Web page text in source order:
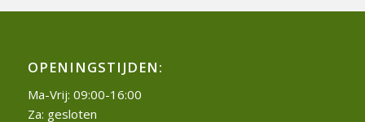
OPENINGSTIJDEN:
Ma-Vrij: 09:00-16:00
Za: gesloten